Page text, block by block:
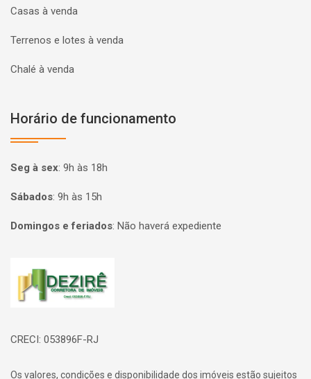
Casas à venda
Terrenos e lotes à venda
Chalé à venda
Horário de funcionamento
Seg à sex: 9h às 18h
Sábados: 9h às 15h
Domingos e feriados: Não haverá expediente
Página inicial
CRECI: 053896F-RJ
Os valores, condições e disponibilidade dos imóveis estão sujeitos